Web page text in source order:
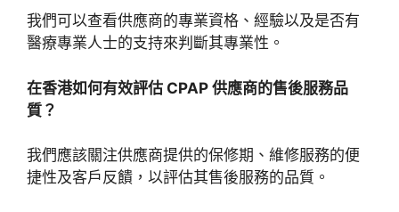
我們可以查看供應商的專業資格、經驗以及是否有
醫療專業人士的支持來判斷其專業性。
在香港如何有效評估 CPAP 供應商的售後服務品
質？
我們應該關注供應商提供的保修期、維修服務的便
捷性及客戶反饋，以評估其售後服務的品質。